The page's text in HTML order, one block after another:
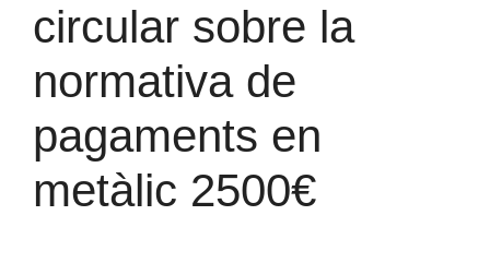
circular sobre la
normativa de
pagaments en
metàlic 2500€